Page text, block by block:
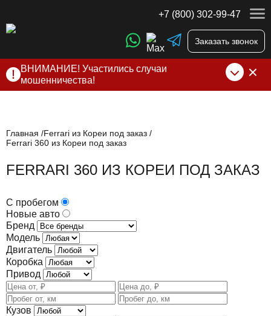
+7 (800) 302-99-47
Заказать звонок
ВНИМАНИЕ! Участились случаи
мошенничества!
нами по официальнымконтактам
и на сайте
Главная
Ferrari из Кореи под заказ
Ferrari 360 из Кореи под заказ
FERRARI 360 ИЗ КОРЕИ ПОД ЗАКАЗ
С пробегом
Новые авто
Бренд
Модель
Двигатель
Коробка
Привод
Кузов